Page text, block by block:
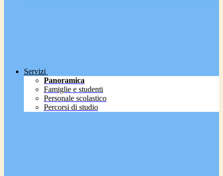
Servizi
Panoramica
Famiglie e studenti
Personale scolastico
Percorsi di studio